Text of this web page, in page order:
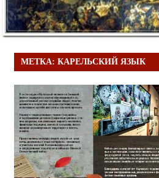
МЕТКА: КАРЕЛЬСКИЙ ЯЗЫК